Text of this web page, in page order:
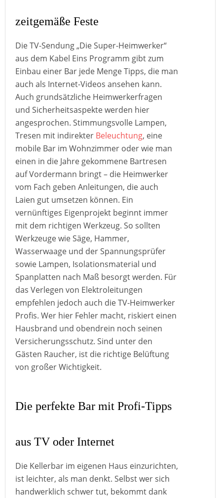
zeitgemäße Feste
Die TV-Sendung „Die Super-Heimwerker“
aus dem Kabel Eins Programm gibt zum
Einbau einer Bar jede Menge Tipps, die man
auch als Internet-Videos ansehen kann.
Auch grundsätzliche Heimwerkerfragen
und Sicherheitsaspekte werden hier
angesprochen. Stimmungsvolle Lampen,
Tresen mit indirekter Beleuchtung, eine
mobile Bar im Wohnzimmer oder wie man
einen in die Jahre gekommene Bartresen
auf Vordermann bringt – die Heimwerker
vom Fach geben Anleitungen, die auch
Laien gut umsetzen können. Ein
vernünftiges Eigenprojekt beginnt immer
mit dem richtigen Werkzeug. So sollten
Werkzeuge wie Säge, Hammer,
Wasserwaage und der Spannungsprüfer
sowie Lampen, Isolationsmaterial und
Spanplatten nach Maß besorgt werden. Für
das Verlegen von Elektroleitungen
empfehlen jedoch auch die TV-Heimwerker
Profis. Wer hier Fehler macht, riskiert einen
Hausbrand und obendrein noch seinen
Versicherungsschutz. Sind unter den
Gästen Raucher, ist die richtige Belüftung
von großer Wichtigkeit.
Die perfekte Bar mit Profi-Tipps
aus TV oder Internet
Die Kellerbar im eigenen Haus einzurichten,
ist leichter, als man denkt. Selbst wer sich
handwerklich schwer tut, bekommt dank